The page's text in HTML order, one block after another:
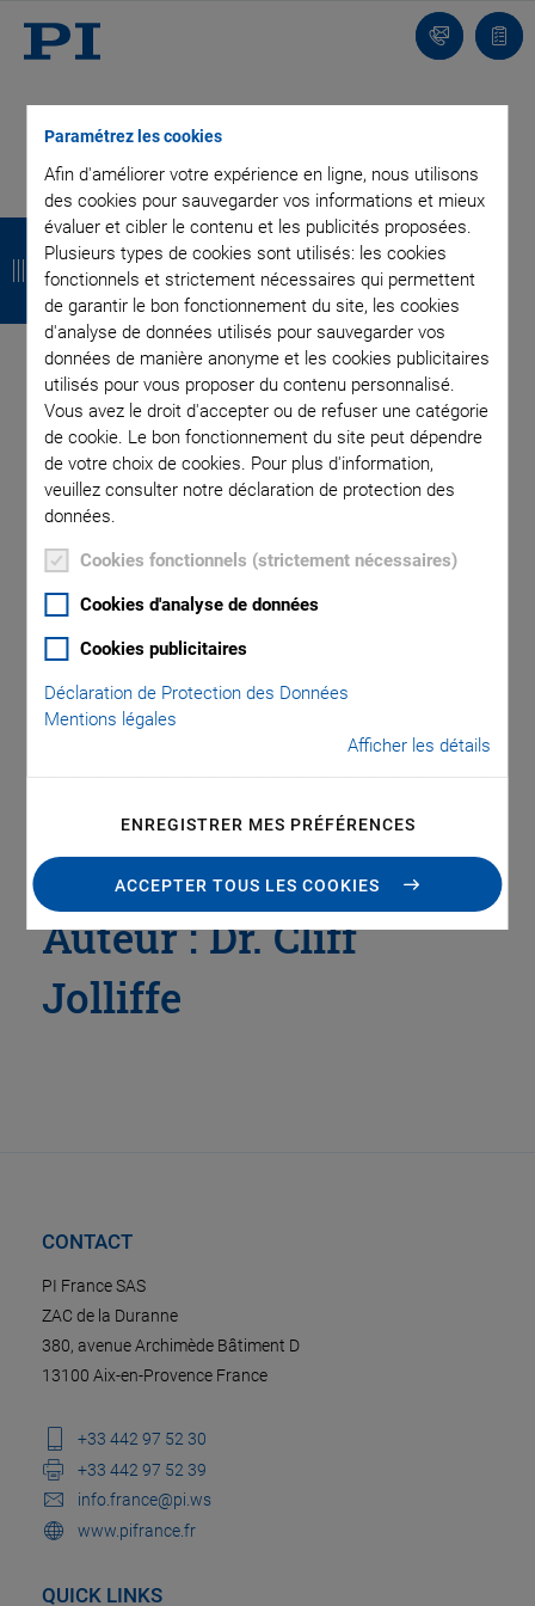
Paramétrez les cookies
Afin d'améliorer votre expérience en ligne, nous utilisons
des cookies pour sauvegarder vos informations et mieux
évaluer et cibler le contenu et les publicités proposées.
Plusieurs types de cookies sont utilisés: les cookies
fonctionnels et strictement nécessaires qui permettent
de garantir le bon fonctionnement du site, les cookies
d'analyse de données utilisés pour sauvegarder vos
données de manière anonyme et les cookies publicitaires
utilisés pour vous proposer du contenu personnalisé.
Vous avez le droit d'accepter ou de refuser une catégorie
de cookie. Le bon fonctionnement du site peut dépendre
de votre choix de cookies. Pour plus d'information,
veuillez consulter notre déclaration de protection des
données.
Cookies fonctionnels (strictement nécessaires)
Cookies d'analyse de données
Cookies publicitaires
Déclaration de Protection des Données
Mentions légales
Afficher les détails
ENREGISTRER MES PRÉFÉRENCES
ACCEPTER TOUS LES COOKIES
Contact
INSCRIVEZ-VOUS À NOTRE BLOG
Catégories
Application Astronomy Company
Industrial Automation
Microscopy
Nanopositioning
Auteur : Dr. Cliff
Jolliffe
CONTACT
PI France SAS
ZAC de la Duranne
380, avenue Archimède Bâtiment D
13100 Aix-en-Provence France
+33 442 97 52 30
+33 442 97 52 39
info.france@pi.ws
www.pifrance.fr
QUICK LINKS
R
e
t
o
u
r
R
e
t
o
u
r
R
e
t
o
u
r
R
e
t
o
u
r